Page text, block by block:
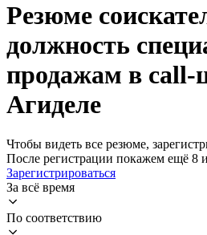
Резюме
должность
продажам в call-
Агиделе
Чтобы видеть все резюме,
После регистрации покажем ещё 8
Зарегистрироваться
За всё время
По соответствию